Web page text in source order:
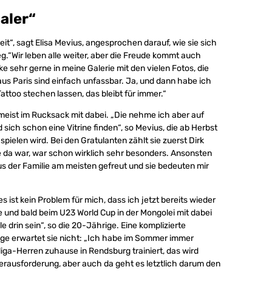
sagt Elisa Mevius, angesprochen darauf, wie sie sich
leben alle weiter, aber die Freude kommt auch
sehr gerne in meine Galerie mit den vielen Fotos, die
Paris sind einfach unfassbar. Ja, und dann habe ich
stechen lassen, das bleibt für immer.“
im Rucksack mit dabei. „Die nehme ich aber auf
sich schon eine Vitrine finden“, so Mevius, die ab Herbst
wird. Bei den Gratulanten zählt sie zuerst Dirk
da war, war schon wirklich sehr besonders. Ansonsten
der Familie am meisten gefreut und sie bedeuten mir
ist kein Problem für mich, dass ich jetzt bereits wieder
bald beim U23 World Cup in der Mongolei mit dabei
drin sein“, so die 20-Jährige. Eine komplizierte
erwartet sie nicht: „Ich habe im Sommer immer
Herren zuhause in Rendsburg trainiert, das wird
aber auch da geht es letztlich darum den